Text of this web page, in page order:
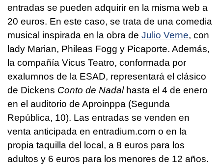
entradas se pueden adquirir en la misma web a
20 euros. En este caso, se trata de una comedia
musical inspirada en la obra de Julio Verne, con
lady Marian, Phileas Fogg y Picaporte. Además,
la compañía Vicus Teatro, conformada por
exalumnos de la ESAD, representará el clásico
de Dickens Conto de Nadalhasta el 4 de enero
en el auditorio de Aproinppa (Segunda
República, 10). Las entradas se venden en
venta anticipada en entradium.com o en la
propia taquilla del local, a 8 euros para los
adultos y 6 euros para los menores de 12 años.